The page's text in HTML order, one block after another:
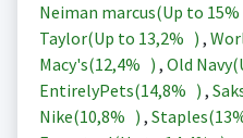
Neiman marcus(Up to 15%
Taylor(Up to 13,2% ) ,
Macy's(12,4% ) , Old
EntirelyPets(14,8% ) ,
Nike(10,8% ) , Staples(